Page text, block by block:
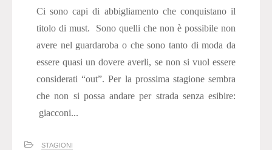
Ci sono capi di abbigliamento che conquistano il
titolo di must. Sono quelli che non è possibile non
avere nel guardaroba o che sono tanto di moda da
essere quasi un dovere averli, se non si vuol essere
considerati “out”. Per la prossima stagione sembra
che non si possa andare per strada senza esibire:
giacconi...
STAGIONI